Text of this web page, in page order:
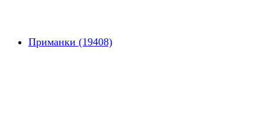
Приманки (19408)